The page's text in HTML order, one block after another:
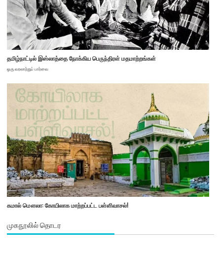
தமிழ்நாட்டில் இஸ்லாத்தை நோக்கிய பெருந்திரள் மதமாற்றங்கள்
ஒரு வரலாற்றுப் பார்வை
கமால் மௌலா: கோயிலாக மாற்றப்பட்ட பள்ளிவாசல்!
முகநூலில் தொடர